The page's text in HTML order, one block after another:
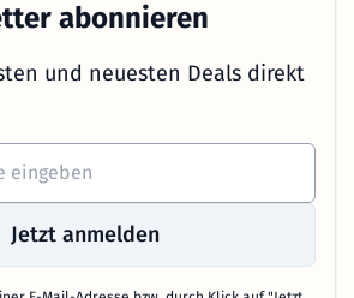
abonnieren
und neuesten Deals direkt
Jetzt anmelden